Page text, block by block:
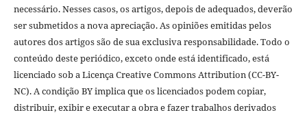
necessário. Nesses casos, os artigos, depois de adequados, deverão
ser submetidos a nova apreciação. As opiniões emitidas pelos
autores dos artigos são de sua exclusiva responsabilidade. Todo o
conteúdo deste periódico, exceto onde está identificado, está
licenciado sob a Licença Creative Commons Attribution (CC-BY-
NC). A condição BY implica que os licenciados podem copiar,
distribuir, exibir e executar a obra e fazer trabalhos derivados